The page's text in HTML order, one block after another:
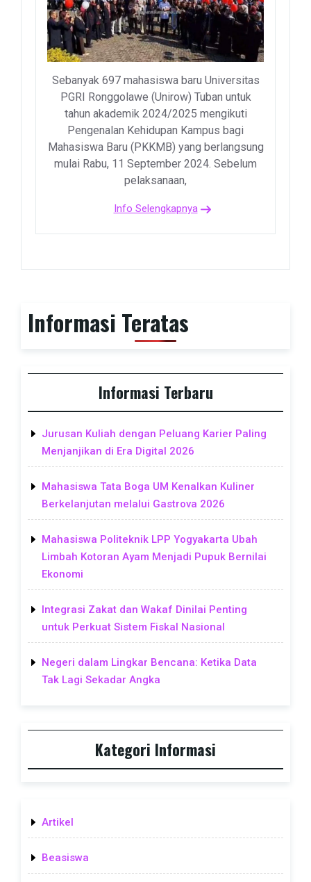
Sebanyak 697 mahasiswa baru Universitas
PGRI Ronggolawe (Unirow) Tuban untuk
tahun akademik 2024/2025 mengikuti
Pengenalan Kehidupan Kampus bagi
Mahasiswa Baru (PKKMB) yang berlangsung
mulai Rabu, 11 September 2024. Sebelum
pelaksanaan,
Info Selengkapnya
Informasi Teratas
Informasi Terbaru
Jurusan Kuliah dengan Peluang Karier Paling
Menjanjikan di Era Digital 2026
Mahasiswa Tata Boga UM Kenalkan Kuliner
Berkelanjutan melalui Gastrova 2026
Mahasiswa Politeknik LPP Yogyakarta Ubah
Limbah Kotoran Ayam Menjadi Pupuk Bernilai
Ekonomi
Integrasi Zakat dan Wakaf Dinilai Penting
untuk Perkuat Sistem Fiskal Nasional
Negeri dalam Lingkar Bencana: Ketika Data
Tak Lagi Sekadar Angka
Kategori Informasi
Artikel
Beasiswa